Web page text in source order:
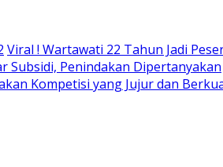
Viral ! Wartawati 22 Tahun Jadi
Subsidi, Penindakan Dipertanyakan
Kompetisi yang Jujur dan